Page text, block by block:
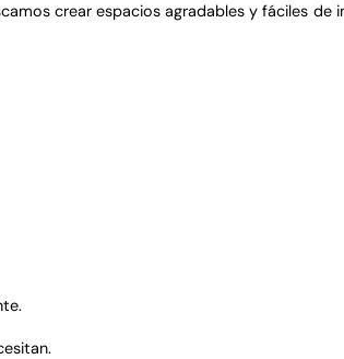
crear espacios agradables y fáciles de